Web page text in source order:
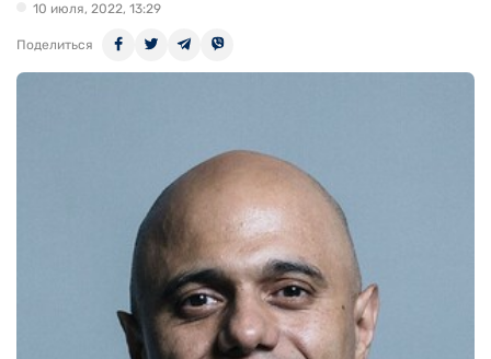
10 июля, 2022, 13:29
Поделиться